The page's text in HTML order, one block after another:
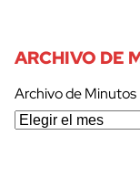
ARCHIVO DE
Archivo de Minutos